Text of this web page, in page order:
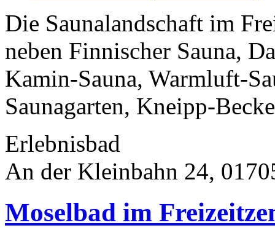
Die Saunalandschaft im
neben Finnischer Sauna,
Kamin-Sauna, Warmluft-
Saunagarten, Kneipp-
Erlebnisbad
An der Kleinbahn 24,
Moselbad im